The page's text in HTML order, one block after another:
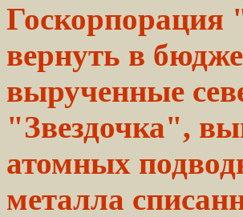
Госкорпорация
вернуть в
вырученные
"Звездочка",
атомных
металла